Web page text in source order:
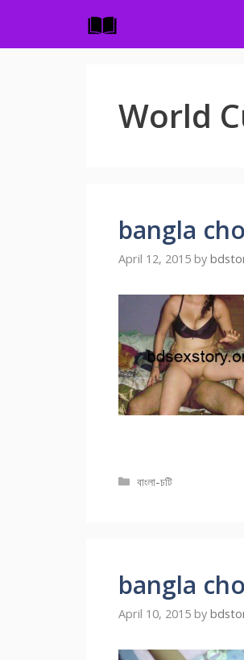
content
World
bangla choti
April 12, 2015 by
Categories
বাংলা-চটি
bangla choti
April 10, 2015 by